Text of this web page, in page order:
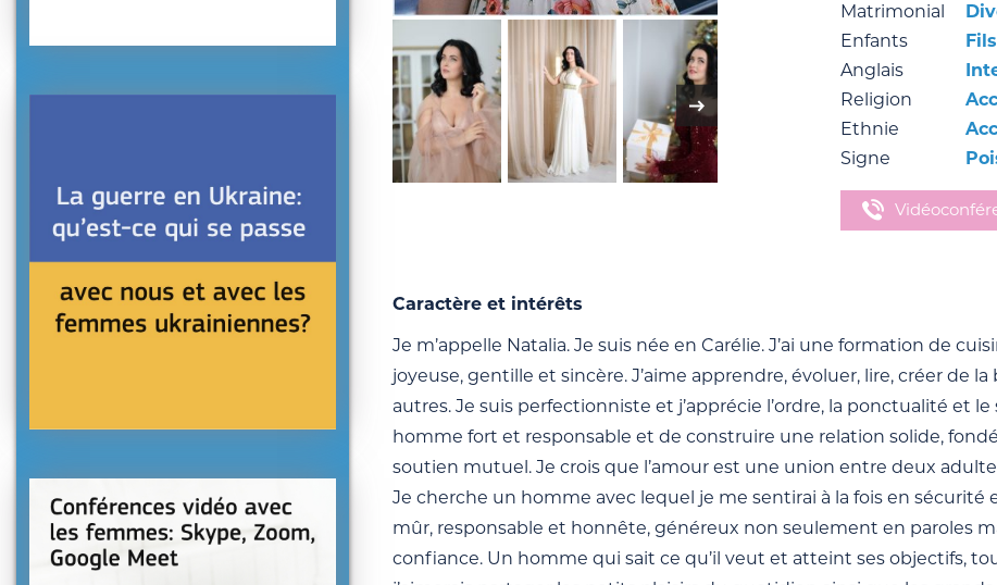
Matrimonial
Enfants
Anglais
Religion
Ethnie
Signe
Caractère et intérêts
Je m’appelle Natalia. Je suis née en Carélie. J’ai une formation de
joyeuse, gentille et sincère. J’aime apprendre, évoluer, lire, créer de
autres. Je suis perfectionniste et j’apprécie l’ordre, la ponctualité et
homme fort et responsable et de construire une relation solide,
soutien mutuel. Je crois que l’amour est une union entre deux
Je cherche un homme avec lequel je me sentirai à la fois en
mûr, responsable et honnête, généreux non seulement en paroles
confiance. Un homme qui sait ce qu’il veut et atteint ses objectifs,